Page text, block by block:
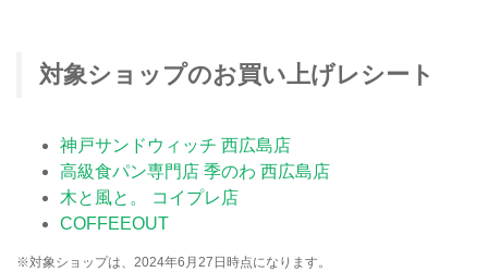
対象ショップのお買い上げレシート
神戸サンドウィッチ 西広島店
高級食パン専門店 季のわ 西広島店
木と風と。 コイプレ店
COFFEEOUT
※対象ショップは、2024年6月27日時点になります。